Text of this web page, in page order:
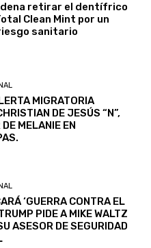
retirar el dentífrico
Clean Mint por un
sanitario
MIGRATORIA
DE JESÚS “N”,
MELANIE EN
‘GUERRA CONTRA EL
PIDE A MIKE WALTZ
ASESOR DE SEGURIDAD